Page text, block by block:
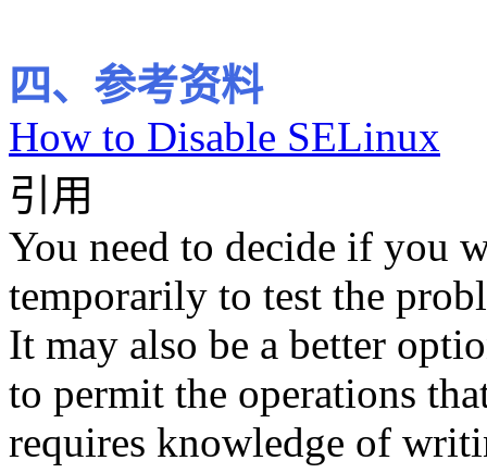
四、参考资料
How to Disable SELinux
引用
You need to decide if you
temporarily to test the
It may also be a better
to permit the operations
requires knowledge of